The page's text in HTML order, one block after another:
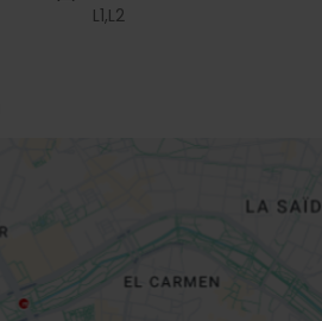
L1,L2